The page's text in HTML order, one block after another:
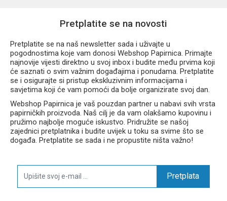
Pretplatite se na novosti
Pretplatite se na naš newsletter sada i uživajte u
pogodnostima koje vam donosi Webshop Papirnica. Primajte
najnovije vijesti direktno u svoj inbox i budite među prvima koji
će saznati o svim važnim događajima i ponudama. Pretplatite
se i osigurajte si pristup ekskluzivnim informacijama i
savjetima koji će vam pomoći da bolje organizirate svoj dan.
Webshop Papirnica je vaš pouzdan partner u nabavi svih vrsta
papirničkih proizvoda. Naš cilj je da vam olakšamo kupovinu i
pružimo najbolje moguće iskustvo. Pridružite se našoj
zajednici pretplatnika i budite uvijek u toku sa svime što se
događa. Pretplatite se sada i ne propustite ništa važno!
Pretplata